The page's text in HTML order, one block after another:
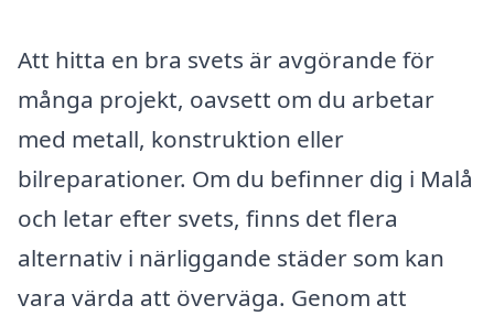
Att hitta en bra svets är avgörande för
många projekt, oavsett om du arbetar
med metall, konstruktion eller
bilreparationer. Om du befinner dig i Malå
och letar efter svets, finns det flera
alternativ i närliggande städer som kan
vara värda att överväga. Genom att